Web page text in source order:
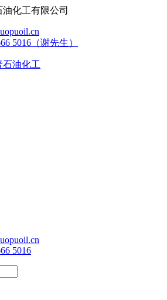
化工有限公司
5016（谢先生）
5016